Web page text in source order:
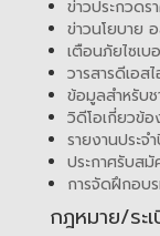
ข่าวประกวด
ข่าวนโยบาย
เตือนภัยไซเบ
วารสารดีเอส
ข้อมูลสำหรับ
วิดีโอเกี่ยวข้
รายงานประจ
ประกาศรับสมั
การจัดฝึกอบ
กฎหมาย/ระ